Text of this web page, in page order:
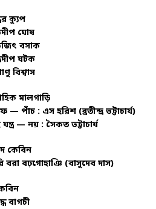
ক্যুপ
ঘোষ
বসাক
ঘটক
বিশ্বাস
মালগাড়ি
— পাঁচ : এস হরিশ (ব্রতীন্দ্র ভট্টাচার্য)
যন্ত্র — নয় : সৈকত ভট্টাচার্য
কেবিন
বরা বঢ়গোহাঞি (বাসুদেব দাস)
বাগচী